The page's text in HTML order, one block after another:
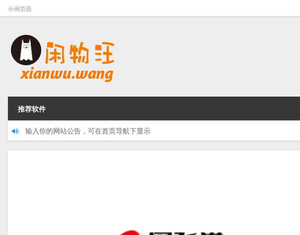
示例页面
推荐软件
输入你的网站公告，可在首页导航下显示